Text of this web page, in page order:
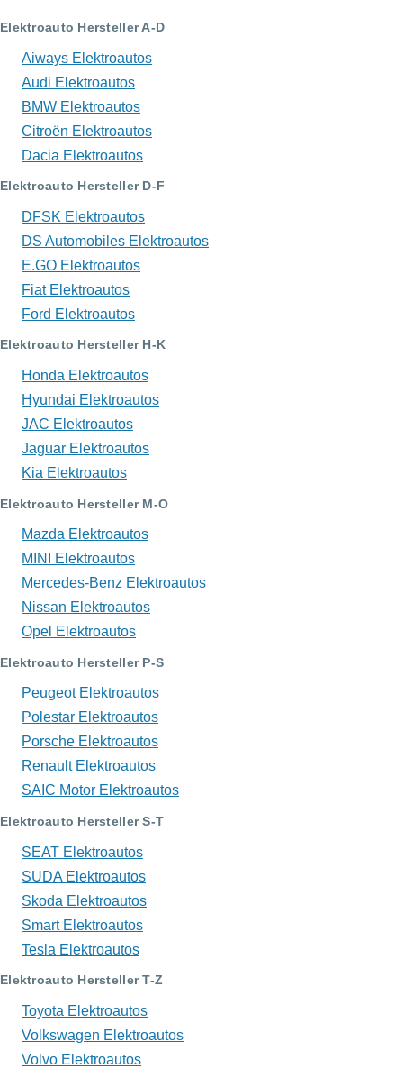
Elektroauto Hersteller A-D
Aiways Elektroautos
Audi Elektroautos
BMW Elektroautos
Citroën Elektroautos
Dacia Elektroautos
Elektroauto Hersteller D-F
DFSK Elektroautos
DS Automobiles Elektroautos
E.GO Elektroautos
Fiat Elektroautos
Ford Elektroautos
Elektroauto Hersteller H-K
Honda Elektroautos
Hyundai Elektroautos
JAC Elektroautos
Jaguar Elektroautos
Kia Elektroautos
Elektroauto Hersteller M-O
Mazda Elektroautos
MINI Elektroautos
Mercedes-Benz Elektroautos
Nissan Elektroautos
Opel Elektroautos
Elektroauto Hersteller P-S
Peugeot Elektroautos
Polestar Elektroautos
Porsche Elektroautos
Renault Elektroautos
SAIC Motor Elektroautos
Elektroauto Hersteller S-T
SEAT Elektroautos
SUDA Elektroautos
Skoda Elektroautos
Smart Elektroautos
Tesla Elektroautos
Elektroauto Hersteller T-Z
Toyota Elektroautos
Volkswagen Elektroautos
Volvo Elektroautos